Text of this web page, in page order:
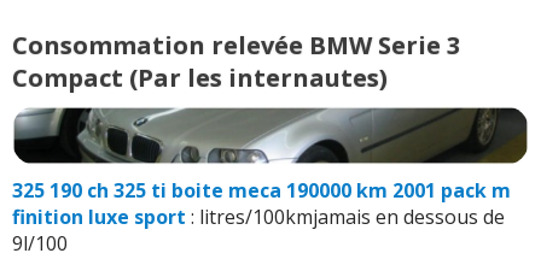
Consommation relevée BMW Serie 3
Compact (Par les internautes)
325 190 ch 325 ti boite meca 190000 km 2001 pack m
finition luxe sport : litres/100kmjamais en dessous de
9l/100